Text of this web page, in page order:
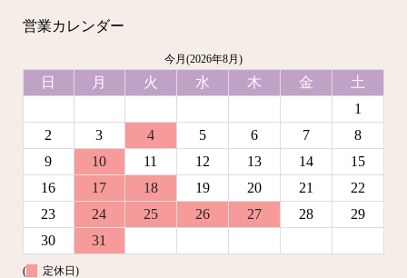
営業カレンダー
今月(2026年8月)
日 月 火 水 木 金
土
1
2
3 4 5 6 7
8
9
10 11 12 13 14
15
16
17 18 19 20 21
22
23
24 25 26 27 28
29
30
31
( 定休日)